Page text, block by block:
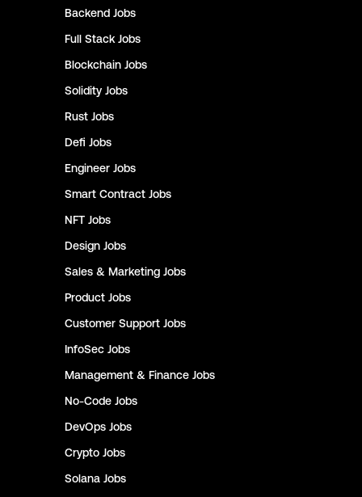
Backend Jobs
Full Stack Jobs
Blockchain Jobs
Solidity Jobs
Rust Jobs
Defi Jobs
Engineer Jobs
Smart Contract Jobs
NFT Jobs
Design Jobs
Sales & Marketing Jobs
Product Jobs
Customer Support Jobs
InfoSec Jobs
Management & Finance Jobs
No-Code Jobs
DevOps Jobs
Crypto Jobs
Solana Jobs